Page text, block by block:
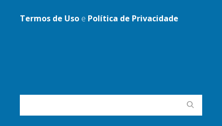
Termos de Uso e Política de Privacidade